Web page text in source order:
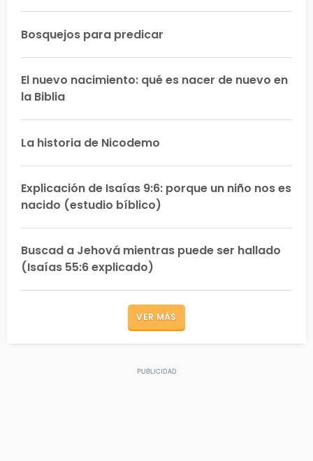
Bosquejos para predicar
El nuevo nacimiento: qué es nacer de nuevo en
la Biblia
La historia de Nicodemo
Explicación de Isaías 9:6: porque un niño nos es
nacido (estudio bíblico)
Buscad a Jehová mientras puede ser hallado
(Isaías 55:6 explicado)
VER MÁS